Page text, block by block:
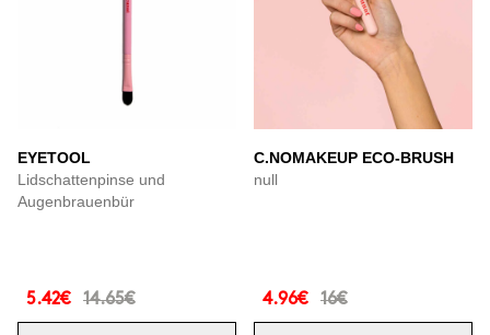
EYETOOL
Lidschattenpinse und
Augenbrauenbür
5.42€ 14.65€
C.NOMAKEUP ECO-BRUSH
null
4.96€ 16€